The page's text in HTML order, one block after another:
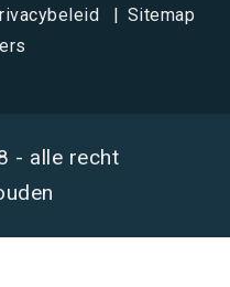
Sitemap
- alle recht